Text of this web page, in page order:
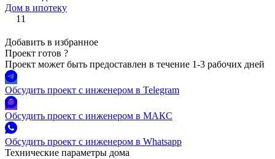
Дом в ипотеку
11
Добавить в избранное
Проект готов ?
Проект может быть предоставлен в течение 1-3 рабочих дней
Обсудить проект с инженером в Telegram
Обсудить проект с инженером в МАКС
Обсудить проект с инженером в Whatsapp
Технические параметры дома